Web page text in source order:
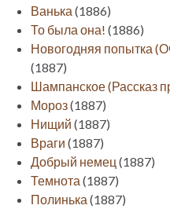
Ванька (1886)
То была она! (1886)
Новогодняя попытка
(1887)
Шампанское (Рассказ
Мороз(1887)
Нищий (1887)
Враги (1887)
Добрый немец (1887)
Темнота (1887)
Полинька (1887)